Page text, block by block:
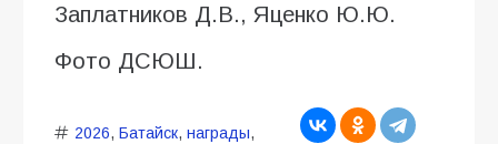
Заплатников Д.В., Яценко Ю.Ю.
Фото ДСЮШ.
2026, Батайск, награды,